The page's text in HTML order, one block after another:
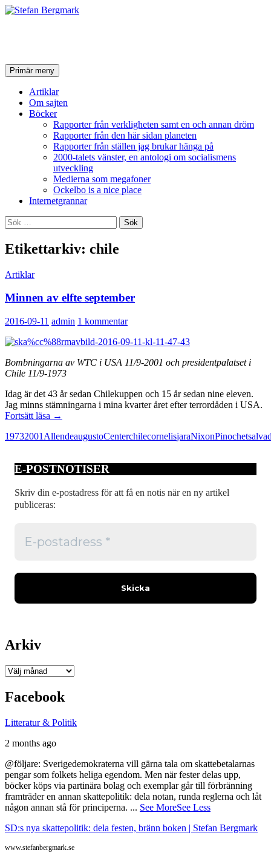
SökPrimär meny Hoppa
till
innehåll
Artiklar
Om sajten
Böcker
Rapporter från verkligheten samt en och annan dröm
Rapporter från den här sidan planeten
Rapporter från ställen jag brukar hänga på
2000-talets vänster, en antologi om socialismens
utveckling
Medierna som megafoner
Ockelbo is a nice place
Internetgrannar
Sök
efter:
Etikettarkiv: chile
Artiklar
Minnen av elfte september
2016-09-11 admin 1 kommentar
Bombningarna av WTC i USA 11/9-2001 och presidentpalatset i
Chile 11/9-1973
Idag är det 43 år sedan Chilekuppen och 15 år sedan nine eleven.
Jag minns stämningarna i mina kvarter året efter terrordåden i USA.
Fortsätt läsa Minnen
elfte
→
19732001 AllendeaugustoCenterchilecornelisjaraNixonPinochet
E-POSTNOTISER
Skriv din e-postadress för att få en notis när en ny artikel
publiceras:
Arkiv
Arkiv
Facebook
Litteratur & Politik
2 months ago
@följare: Sverigedemokraterna vill gärna tala om skattebetalarnas
pengar som folkets heliga egendom. Men när fester delas upp,
böcker köps via partinära bolag och exemplar går till förbränning
framträder en annan skattepolitik: dela notan, runda reglerna och låt
någon annan stå för principerna. ... See MoreSee Less
SD:s nya skattepolitik: dela festen, bränn boken | Stefan Bergmark
www.stefanbergmark.se